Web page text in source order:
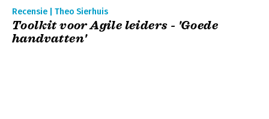
Recensie | Theo Sierhuis
Toolkit voor Agile leiders - 'Goede
handvatten'